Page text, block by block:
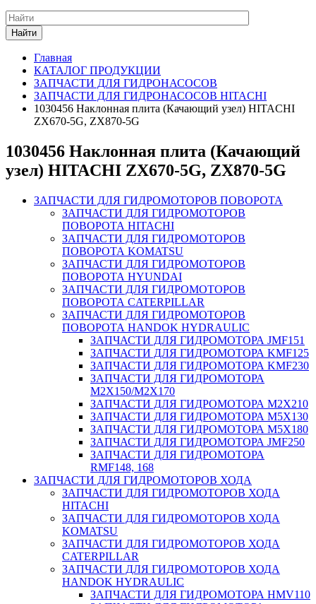
Найти
Главная
КАТАЛОГ ПРОДУКЦИИ
ЗАПЧАСТИ ДЛЯ ГИДРОНАСОСОВ
ЗАПЧАСТИ ДЛЯ ГИДРОНАСОСОВ HITACHI
1030456 Наклонная плита (Качающий узел) HITACHI
ZX670-5G, ZX870-5G
1030456 Наклонная плита (Качающий
узел) HITACHI ZX670-5G, ZX870-5G
ЗАПЧАСТИ ДЛЯ ГИДРОМОТОРОВ ПОВОРОТА
ЗАПЧАСТИ ДЛЯ ГИДРОМОТОРОВ
ПОВОРОТА HITACHI
ЗАПЧАСТИ ДЛЯ ГИДРОМОТОРОВ
ПОВОРОТА KOMATSU
ЗАПЧАСТИ ДЛЯ ГИДРОМОТОРОВ
ПОВОРОТА HYUNDAI
ЗАПЧАСТИ ДЛЯ ГИДРОМОТОРОВ
ПОВОРОТА CATERPILLAR
ЗАПЧАСТИ ДЛЯ ГИДРОМОТОРОВ
ПОВОРОТА HANDOK HYDRAULIC
ЗАПЧАСТИ ДЛЯ ГИДРОМОТОРА JMF151
ЗАПЧАСТИ ДЛЯ ГИДРОМОТОРА KMF125
ЗАПЧАСТИ ДЛЯ ГИДРОМОТОРА KMF230
ЗАПЧАСТИ ДЛЯ ГИДРОМОТОРА
M2X150/M2X170
ЗАПЧАСТИ ДЛЯ ГИДРОМОТОРА M2X210
ЗАПЧАСТИ ДЛЯ ГИДРОМОТОРА M5X130
ЗАПЧАСТИ ДЛЯ ГИДРОМОТОРА M5X180
ЗАПЧАСТИ ДЛЯ ГИДРОМОТОРА JMF250
ЗАПЧАСТИ ДЛЯ ГИДРОМОТОРА
RMF148, 168
ЗАПЧАСТИ ДЛЯ ГИДРОМОТОРОВ ХОДА
ЗАПЧАСТИ ДЛЯ ГИДРОМОТОРОВ ХОДА
HITACHI
ЗАПЧАСТИ ДЛЯ ГИДРОМОТОРОВ ХОДА
KOMATSU
ЗАПЧАСТИ ДЛЯ ГИДРОМОТОРОВ ХОДА
CATERPILLAR
ЗАПЧАСТИ ДЛЯ ГИДРОМОТОРОВ ХОДА
HANDOK HYDRAULIC
ЗАПЧАСТИ ДЛЯ ГИДРОМОТОРА HMV110